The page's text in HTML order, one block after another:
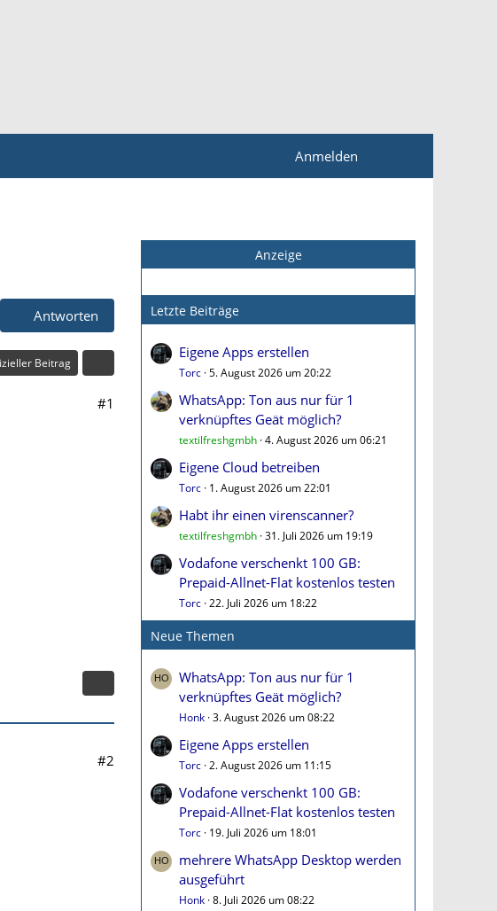
Anmelden
Antworten
Beitrag
#1
#2
Anzeige
Letzte Beiträge
Eigene Apps erstellen
Torc 5. August 2026 um 20:22
WhatsApp: Ton aus nur für 1
verknüpftes Geät möglich?
textilfreshgmbh 4. August 2026 um 06:21
Eigene Cloud betreiben
Torc 1. August 2026 um 22:01
Habt ihr einen virenscanner?
textilfreshgmbh 31. Juli 2026 um 19:19
Vodafone verschenkt 100 GB:
Prepaid-Allnet-Flat kostenlos testen
Torc 22. Juli 2026 um 18:22
Neue Themen
WhatsApp: Ton aus nur für 1
verknüpftes Geät möglich?
Honk 3. August 2026 um 08:22
Eigene Apps erstellen
Torc 2. August 2026 um 11:15
Vodafone verschenkt 100 GB:
Prepaid-Allnet-Flat kostenlos testen
Torc 19. Juli 2026 um 18:01
mehrere WhatsApp Desktop werden
ausgeführt
Honk 8. Juli 2026 um 08:22